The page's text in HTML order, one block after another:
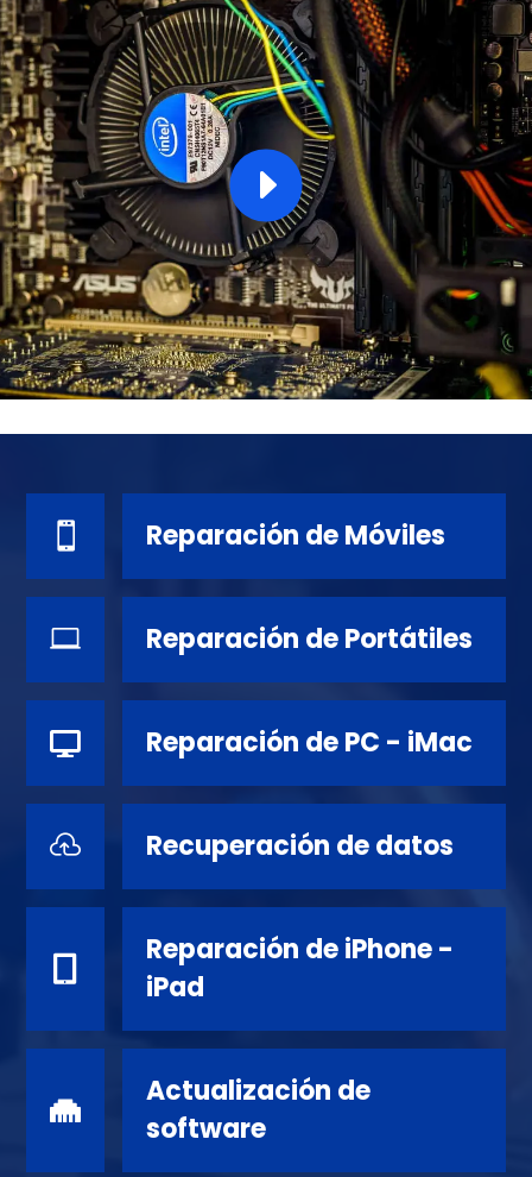
E
 Reparación de Móviles
 Reparación de Portátiles
 Reparación de PC - iMac
 Recuperación de datos
Reparación de iPhone -
iPad

Actualización de
software